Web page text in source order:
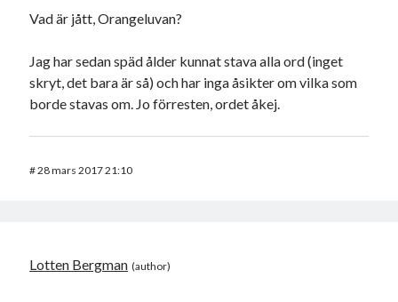
Vad är jått, Orangeluvan?
Jag har sedan späd ålder kunnat stava alla ord (inget
skryt, det bara är så) och har inga åsikter om vilka som
borde stavas om. Jo förresten, ordet åkej.
#28 mars 2017 21:10
Lotten Bergman